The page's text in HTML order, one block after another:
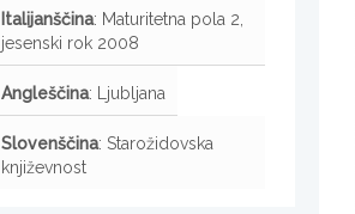
Italijanščina: Maturitetna pola 2,
jesenski rok 2008
Angleščina: Ljubljana
Slovenščina: Starožidovska
književnost